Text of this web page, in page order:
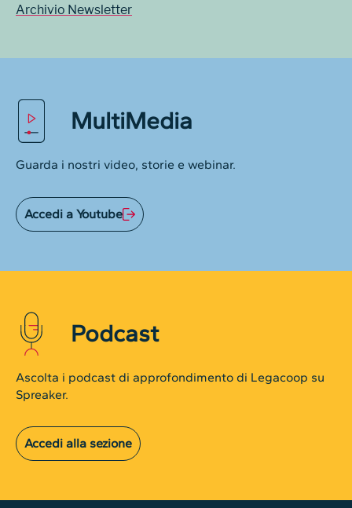
Archivio Newsletter
MultiMedia
Guarda i nostri video, storie e webinar.
Accedi a Youtube
Podcast
Ascolta i podcast di approfondimento di Legacoop su
Spreaker.
Accedi alla sezione